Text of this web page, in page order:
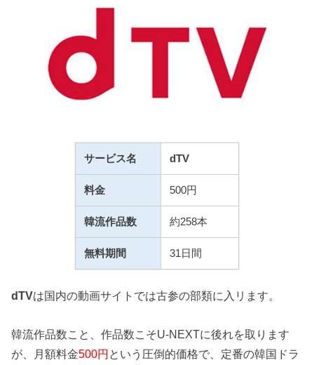
サービス名 dTV
料金 500円
韓流作品数 約258本
無料期間 31日間
dTVは国内の動画サイトでは古参の部類に入リます。
韓流作品数こと、作品数こそU-NEXTに後れを取ります
が、月額料金500円という圧倒的価格で、定番の韓国ドラ